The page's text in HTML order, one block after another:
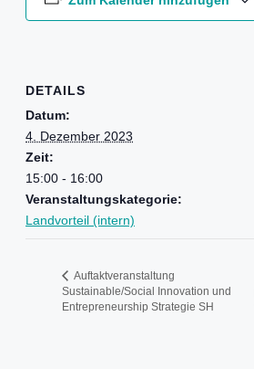
DETAILS
Datum:
4. Dezember 2023
Zeit:
15:00 - 16:00
Veranstaltungskategorie:
Landvorteil (intern)
Auftaktveranstaltung
Sustainable/Social Innovation und
Entrepreneurship Strategie SH